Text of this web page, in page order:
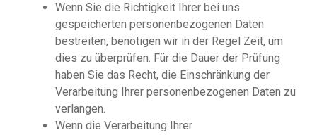
Wenn Sie die Richtigkeit Ihrer bei uns
gespeicherten personenbezogenen Daten
bestreiten, benötigen wir in der Regel Zeit, um
dies zu überprüfen. Für die Dauer der Prüfung
haben Sie das Recht, die Einschränkung der
Verarbeitung Ihrer personenbezogenen Daten zu
verlangen.
Wenn die Verarbeitung Ihrer